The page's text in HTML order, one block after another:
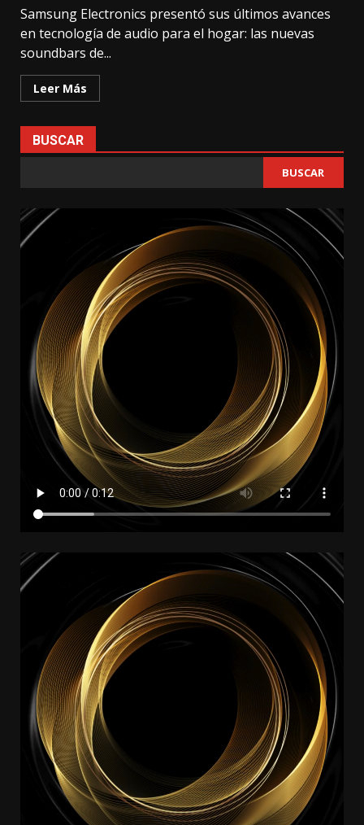
Samsung Electronics presentó sus últimos avances
en tecnología de audio para el hogar: las nuevas
soundbars de...
Leer Más
BUSCAR
BUSCAR